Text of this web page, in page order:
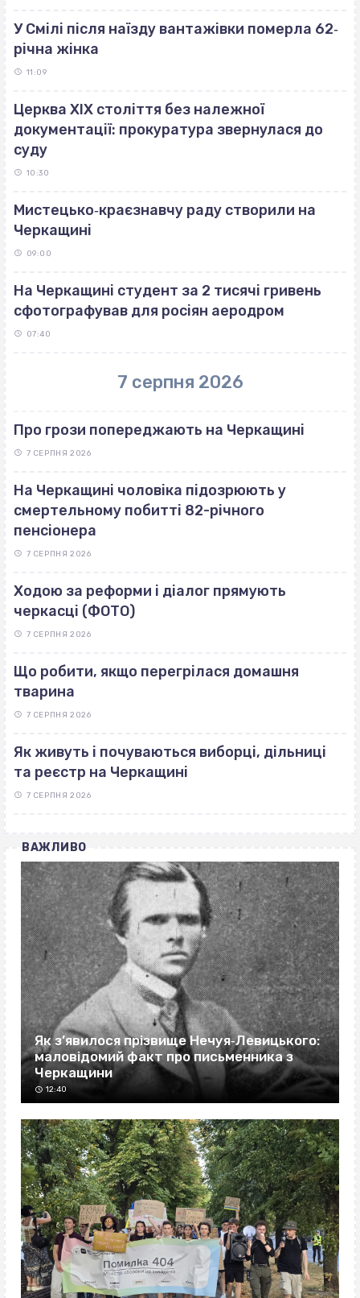
У Смілі після наїзду вантажівки померла 62‐
річна жінка
11:09
Церква ХІХ століття без належної
документації: прокуратура звернулася до
суду
10:30
Мистецько‐краєзнавчу раду створили на
Черкащині
09:00
На Черкащині студент за 2 тисячі гривень
сфотографував для росіян аеродром
07:40
7 серпня 2026
Про грози попереджають на Черкащині
7 СЕРПНЯ 2026
На Черкащині чоловіка підозрюють у
смертельному побитті 82-річного
пенсіонера
7 СЕРПНЯ 2026
Ходою за реформи і діалог прямують
черкасці (ФОТО)
7 СЕРПНЯ 2026
Що робити, якщо перегрілася домашня
тварина
7 СЕРПНЯ 2026
Як живуть і почуваються виборці, дільниці
та реєстр на Черкащині
7 СЕРПНЯ 2026
ВАЖЛИВО
Як з’явилося прізвище Нечуя‐Левицького:
маловідомий факт про письменника з
Черкащини
12:40